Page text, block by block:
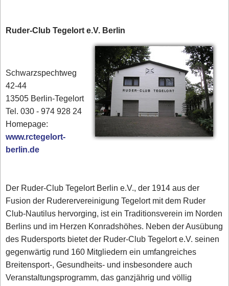
Ruder-Club Tegelort e.V. Berlin
Schwarzspechtweg
42-44
13505 Berlin-Tegelort
Tel. 030 - 974 928 24
Homepage:
www.rctegelort-
berlin.de
Der Ruder-Club Tegelort Berlin e.V., der 1914 aus der
Fusion der Ruderervereinigung Tegelort mit dem Ruder
Club-Nautilus hervorging, ist ein Traditionsverein im Norden
Berlins und im Herzen Konradshöhes. Neben der Ausübung
des Rudersports bietet der Ruder-Club Tegelort e.V. seinen
gegenwärtig rund 160 Mitgliedern ein umfangreiches
Breitensport-, Gesundheits- und insbesondere auch
Veranstaltungsprogramm, das ganzjährig und völlig